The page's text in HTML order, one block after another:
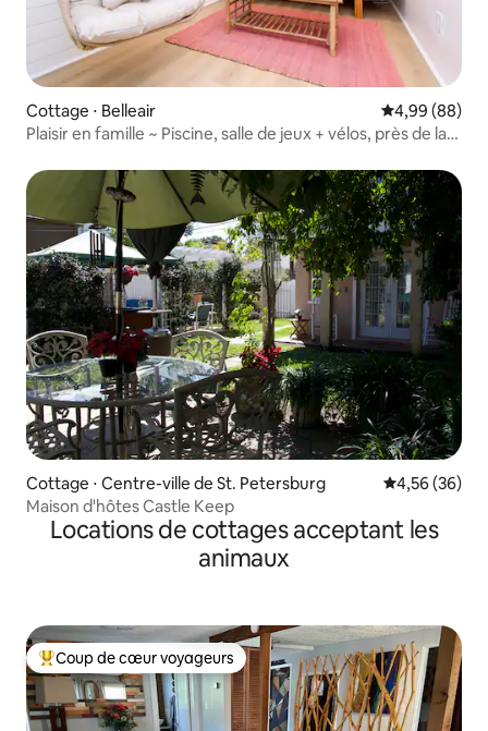
Cottage ⋅ Belleair Évaluation
4,99 (88)
Plaisir en famille ~ Piscine, salle de jeux + vélos, près de la
Cottage ⋅ Centre-ville de St. Petersburg Évaluation
4,56 (36)
Maison d'hôtes Castle Keep
Locations de cottages acceptant les
animaux
Coups de cœur voyageurs les plus appréciés
Coup de cœur voyageurs